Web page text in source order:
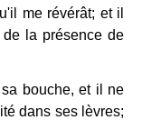
me révérât; et il
la présence de
bouche, et il ne
dans ses lèvres;